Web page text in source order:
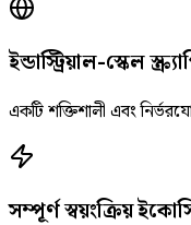
ইন্ডাস্ট্রিয়াল-স্কেল
একটি শক্তিশালী এবং
সম্পূর্ণ স্বয়ংক্রিয়